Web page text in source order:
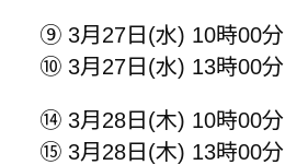
⑨ 3月27日(水) 10時00分
⑩ 3月27日(水) 13時00分
⑭ 3月28日(木) 10時00分
⑮ 3月28日(木) 13時00分